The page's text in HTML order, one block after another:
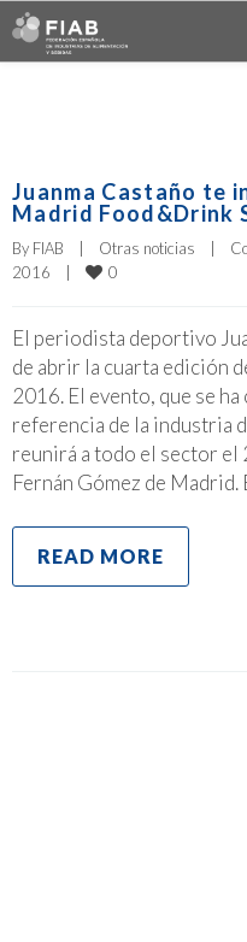
Juanma Castaño te
Madrid Food&Drink
By FIAB Otras noticias
2016
0
El periodista deportivo
de abrir la cuarta edición
2016. El evento, que se
referencia de la industria
reunirá a todo el sector el
Fernán Gómez de
READ MORE